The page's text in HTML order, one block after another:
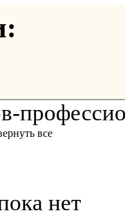
все
нет